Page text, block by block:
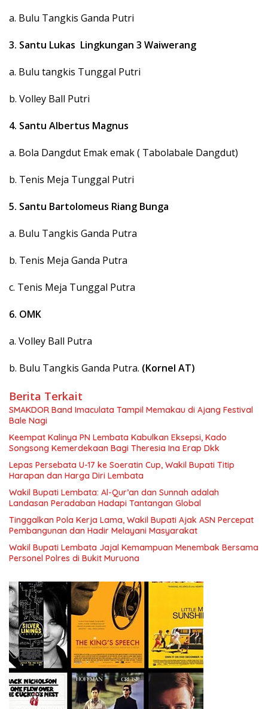
a. Bulu Tangkis Ganda Putri
3. Santu Lukas Lingkungan 3 Waiwerang
a. Bulu tangkis Tunggal Putri
b. Volley Ball Putri
4. Santu Albertus Magnus
a. Bola Dangdut Emak emak ( Tabolabale Dangdut)
b. Tenis Meja Tunggal Putri
5. Santu Bartolomeus Riang Bunga
a. Bulu Tangkis Ganda Putra
b. Tenis Meja Ganda Putra
c. Tenis Meja Tunggal Putra
6. OMK
a. Volley Ball Putra
b. Bulu Tangkis Ganda Putra. (Kornel AT)
Berita Terkait
SMAKDOR Band Imaculata Tampil Memakau di Ajang Festival
Bale Nagi
Keempat Kalinya PN Lembata Kabulkan Eksepsi, Kado
Songsong Kemerdekaan Bagi Theresia Ina Erap Dkk
Lepas Persebata U-17 ke Soeratin Cup, Wakil Bupati Titip
Harapan dan Harga Diri Lembata
Wakil Bupati Lembata: Al-Qur’an dan Sunnah adalah
Landasan Peradaban Hadapi Tantangan Global
Tinggalkan Pola Kerja Lama, Wakil Bupati Ajak ASN Percepat
Pembangunan dan Hadir Melayani Masyarakat
Wakil Bupati Lembata Jajal Kemampuan Menembak Bersama
Personel Polres di Bukit Muruona